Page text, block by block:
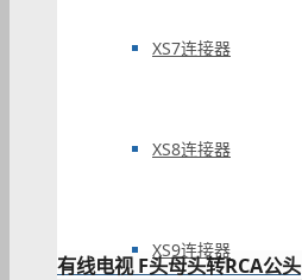
XS7连接器
XS8连接器
XS9连接器
有线电视 F头母头转RCA公头